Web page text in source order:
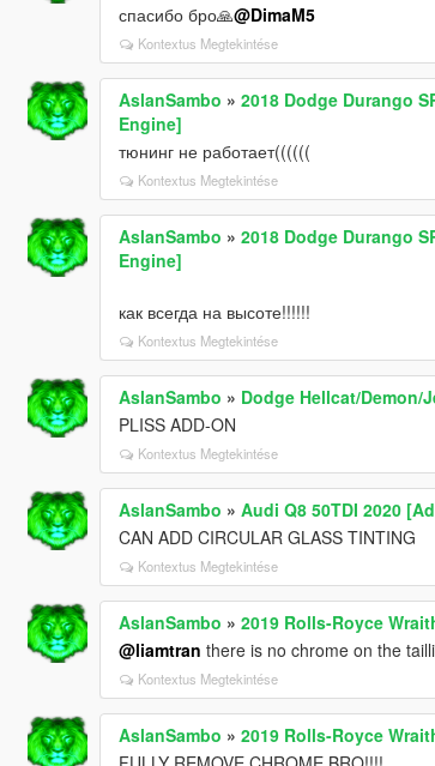
спасибо бро🙏@DimaM5
Kontextus Megtekintése
AslanSambo » 2018 Dodge Durango
Engine]
тюнинг не работает((((((
Kontextus Megtekintése
AslanSambo » 2018 Dodge Durango
Engine]
как всегда на высоте!!!!!!
Kontextus Megtekintése
AslanSambo » Dodge Hellcat/Demon/
PLISS ADD-ON
Kontextus Megtekintése
AslanSambo » Audi Q8 50TDI 2020
CAN ADD CIRCULAR GLASS TINTING
Kontextus Megtekintése
AslanSambo » 2019 Rolls-Royce
@liamtran there is no chrome on the
Kontextus Megtekintése
AslanSambo » 2019 Rolls-Royce